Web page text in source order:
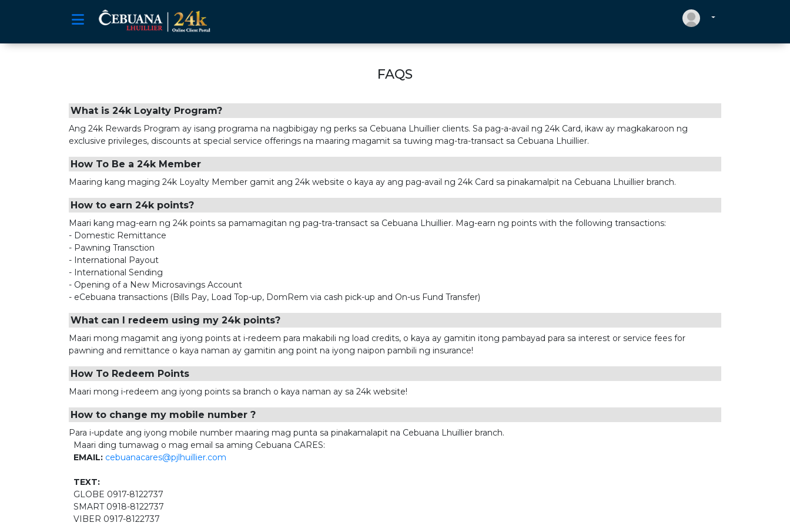
Toggle Menu
FAQS
What is 24k Loyalty Program?
Ang 24k Rewards Program ay isang programa na nagbibigay ng perks sa Cebuana Lhuillier clients. Sa pag-a-avail ng 24k Card, ikaw ay magkakaroon ng
exclusive privileges, discounts at special service offerings na maaring magamit sa tuwing mag-tra-transact sa Cebuana Lhuillier.
How To Be a 24k Member
Maaring kang maging 24k Loyalty Member gamit ang 24k website o kaya ay ang pag-avail ng 24k Card sa pinakamalpit na Cebuana Lhuillier branch.
How to earn 24k points?
Maari kang mag-earn ng 24k points sa pamamagitan ng pag-tra-transact sa Cebuana Lhuillier. Mag-earn ng points with the following transactions:
- Domestic Remittance
- Pawning Transction
- International Payout
- International Sending
- Opening of a New Microsavings Account
- eCebuana transactions (Bills Pay, Load Top-up, DomRem via cash pick-up and On-us Fund Transfer)
What can I redeem using my 24k points?
Maari mong magamit ang iyong points at i-redeem para makabili ng load credits, o kaya ay gamitin itong pambayad para sa interest or service fees for
pawning and remittance o kaya naman ay gamitin ang point na iyong naipon pambili ng insurance!
How To Redeem Points
Maari mong i-redeem ang iyong points sa branch o kaya naman ay sa 24k website!
How to change my mobile number ?
Para i-update ang iyong mobile number maaring mag punta sa pinakamalapit na Cebuana Lhuillier branch.
Maari ding tumawag o mag email sa aming Cebuana CARES:
EMAIL: cebuanacares@pjlhuillier.com
TEXT:
GLOBE 0917-8122737
SMART 0918-8122737
VIBER 0917-8122737